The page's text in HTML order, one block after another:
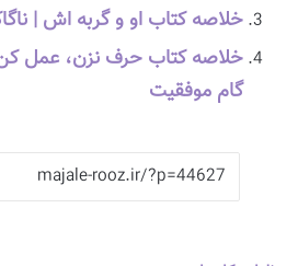
خلاصه کتاب او و گربه اش |
گام موفقیت